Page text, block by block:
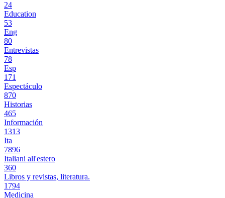
24
Education
53
Eng
80
Entrevistas
78
Esp
171
Espectáculo
870
Historias
465
Información
1313
Ita
7896
Italiani all'estero
360
Libros y revistas, literatura.
1794
Medicina